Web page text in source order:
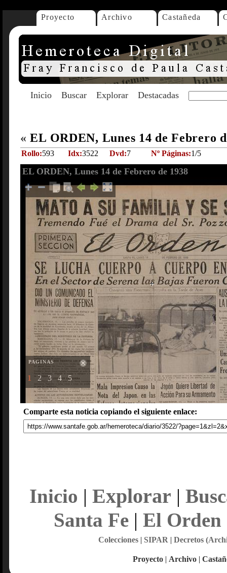
Proyecto Archivo Castañeda
Inicio Buscar Explorar Destacadas
« EL ORDEN, Lunes 14 de Febrero
Rollo:593 Idx:3522 Dvd:7 Nº Páginas:1/5
EL ORDEN, Lunes 14 de Febrero de 1938
PAGINAS
1 2 3 4 5
Comparte esta noticia copiando el siguiente enlace:
Inicio | Explorar |
Santa Fe| El Orden
Colecciones| SIPAR | Decretos
Proyecto | Archivo |